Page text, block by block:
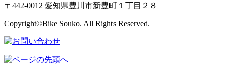
〒442-0012 愛知県豊川市新豊町１丁目２８
Copyright©Bike Souko. All Rights Reserved.